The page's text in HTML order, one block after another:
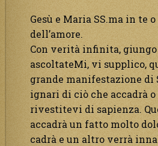
Gesù e Maria SS.ma in te
dell’amore.
Con verità infinita,
ascoltateMi, vi supplico,
grande manifestazione di
ignari di ciò che accadrà
rivestitevi di sapienza.
accadrà un fatto molto
cadrà e un altro verrà